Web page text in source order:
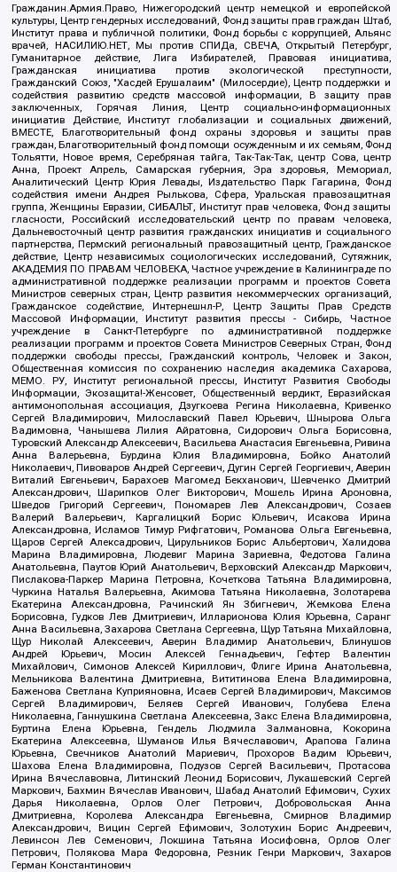
Гражданин.Армия.Право, Нижегородский центр немецкой и европейской
культуры, Центр гендерных исследований, Фонд защиты прав граждан Штаб,
Институт права и публичной политики, Фонд борьбы с коррупцией, Альянс
врачей, НАСИЛИЮ.НЕТ, Мы против СПИДа, СВЕЧА, Открытый Петербург,
Гуманитарное действие, Лига Избирателей, Правовая инициатива,
Гражданская инициатива против экологической преступности,
Гражданский Союз, "Хасдей Ерушалаим" (Милосердие), Центр поддержки и
содействия развитию средств массовой информации, В защиту прав
заключенных, Горячая Линия, Центр социально-информационных
инициатив Действие, Институт глобализации и социальных движений,
ВМЕСТЕ, Благотворительный фонд охраны здоровья и защиты прав
граждан, Благотворительный фонд помощи осужденным и их семьям, Фонд
Тольятти, Новое время, Серебряная тайга, Так-Так-Так, центр Сова, центр
Анна, Проект Апрель, Самарская губерния, Эра здоровья, Мемориал,
Аналитический Центр Юрия Левады, Издательство Парк Гагарина, Фонд
содействия имени Андрея Рылькова, Сфера, Уральская правозащитная
группа, Женщины Евразии, СИБАЛЬТ, Институт прав человека, Фонд защиты
гласности, Российский исследовательский центр по правам человека,
Дальневосточный центр развития гражданских инициатив и социального
партнерства, Пермский региональный правозащитный центр, Гражданское
действие, Центр независимых социологических исследований, Сутяжник,
АКАДЕМИЯ ПО ПРАВАМ ЧЕЛОВЕКА, Частное учреждение в Калининграде по
административной поддержке реализации программ и проектов Совета
Министров северных стран, Центр развития некоммерческих организаций,
Гражданское содействие, Интернешнл-Р, Центр Защиты Прав Средств
Массовой Информации, Институт развития прессы - Сибирь, Частное
учреждение в Санкт-Петербурге по административной поддержке
реализации программ и проектов Совета Министров Северных Стран, Фонд
поддержки свободы прессы, Гражданский контроль, Человек и Закон,
Общественная комиссия по сохранению наследия академика Сахарова,
МЕМО. РУ, Институт региональной прессы, Институт Развития Свободы
Информации, Экозащита!-Женсовет, Общественный вердикт, Евразийская
антимонопольная ассоциация, Дзугкоева Регина Николаевна, Кривенко
Сергей Владимирович, Милославский Павел Юрьевич, Шнырова Ольга
Вадимовна, Чанышева Лилия Айратовна, Сидорович Ольга Борисовна,
Туровский Александр Алексеевич, Васильева Анастасия Евгеньевна, Ривина
Анна Валерьевна, Бурдина Юлия Владимировна, Бойко Анатолий
Николаевич, Пивоваров Андрей Сергеевич, Дугин Сергей Георгиевич, Аверин
Виталий Евгеньевич, Барахоев Магомед Бекханович, Шевченко Дмитрий
Александрович, Шарипков Олег Викторович, Мошель Ирина Ароновна,
Шведов Григорий Сергеевич, Пономарев Лев Александрович, Созаев
Валерий Валерьевич, Каргалицкий Борис Юльевич, Исакова Ирина
Александровна, Исламов Тимур Рифгатович, Романова Ольга Евгеньевна,
Щаров Сергей Алексадрович, Цирульников Борис Альбертович, Халидова
Марина Владимировна, Людевиг Марина Зариевна, Федотова Галина
Анатольевна, Паутов Юрий Анатольевич, Верховский Александр Маркович,
Пислакова-Паркер Марина Петровна, Кочеткова Татьяна Владимировна,
Чуркина Наталья Валерьевна, Акимова Татьяна Николаевна, Золотарева
Екатерина Александровна, Рачинский Ян Збигневич, Жемкова Елена
Борисовна, Гудков Лев Дмитриевич, Илларионова Юлия Юрьевна, Саранг
Анна Васильевна, Захарова Светлана Сергеевна, Щур Татьяна Михайловна,
Щур Николай Алексеевич, Аверин Владимир Анатольевич, Блинушов
Андрей Юрьевич, Мосин Алексей Геннадьевич, Гефтер Валентин
Михайлович, Симонов Алексей Кириллович, Флиге Ирина Анатольевна,
Мельникова Валентина Дмитриевна, Вититинова Елена Владимировна,
Баженова Светлана Куприяновна, Исаев Сергей Владимирович, Максимов
Сергей Владимирович, Беляев Сергей Иванович, Голубева Елена
Николаевна, Ганнушкина Светлана Алексеевна, Закс Елена Владимировна,
Буртина Елена Юрьевна, Гендель Людмила Залмановна, Кокорина
Екатерина Алексеевна, Шуманов Илья Вячеславович, Арапова Галина
Юрьевна, Свечников Анатолий Мариевич, Прохоров Вадим Юрьевич,
Шахова Елена Владимировна, Подузов Сергей Васильевич, Протасова
Ирина Вячеславовна, Литинский Леонид Борисович, Лукашевский Сергей
Маркович, Бахмин Вячеслав Иванович, Шабад Анатолий Ефимович, Сухих
Дарья Николаевна, Орлов Олег Петрович, Добровольская Анна
Дмитриевна, Королева Александра Евгеньевна, Смирнов Владимир
Александрович, Вицин Сергей Ефимович, Золотухин Борис Андреевич,
Левинсон Лев Семенович, Локшина Татьяна Иосифовна, Орлов Олег
Петрович, Полякова Мара Федоровна, Резник Генри Маркович, Захаров
Герман Константинович